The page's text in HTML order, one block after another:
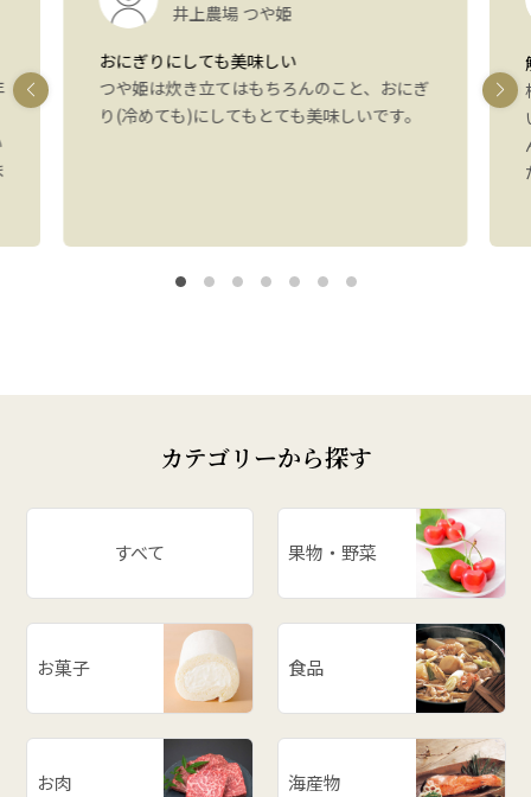
井上農場 つや姫
おにぎりにしても美味しい
つや姫は炊き立てはもちろんのこと、おにぎ
り(冷めても)にしてもとても美味しいです。
カテゴリーから探す
すべて 果物・野菜
お菓子 食品
お肉 海産物